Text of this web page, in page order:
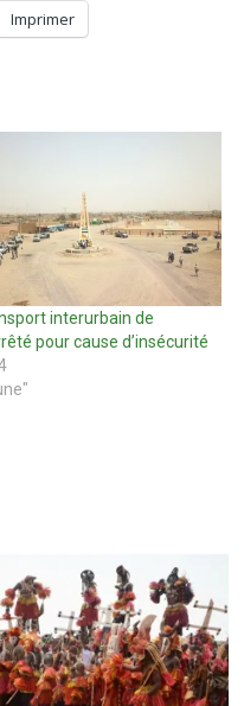
Imprimer
interurbain de
pour cause d’insécurité